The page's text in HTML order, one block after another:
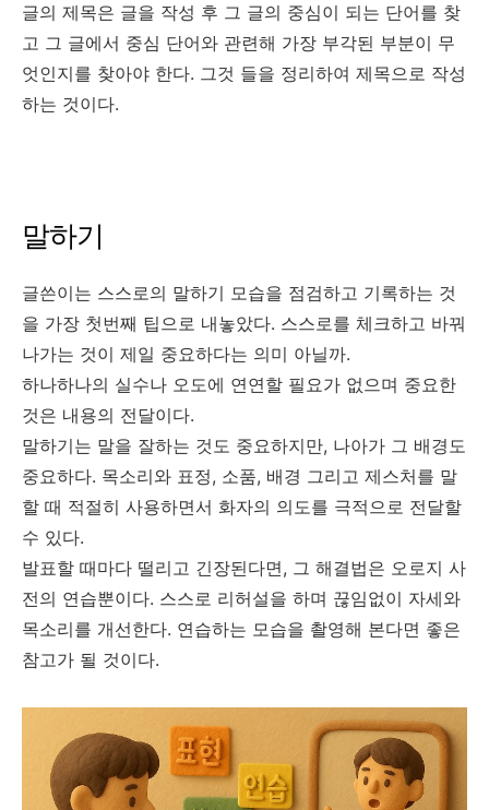
글의 제목은 글을 작성 후 그 글의 중심이 되는 단어를 찾
고 그 글에서 중심 단어와 관련해 가장 부각된 부분이 무
엇인지를 찾아야 한다. 그것 들을 정리하여 제목으로 작성
하는 것이다.
말하기
글쓴이는 스스로의 말하기 모습을 점검하고 기록하는 것
을 가장 첫번째 팁으로 내놓았다. 스스로를 체크하고 바꿔
나가는 것이 제일 중요하다는 의미 아닐까.
하나하나의 실수나 오도에 연연할 필요가 없으며 중요한
것은 내용의 전달이다.
말하기는 말을 잘하는 것도 중요하지만, 나아가 그 배경도
중요하다. 목소리와 표정, 소품, 배경 그리고 제스처를 말
할 때 적절히 사용하면서 화자의 의도를 극적으로 전달할
수 있다.
발표할 때마다 떨리고 긴장된다면, 그 해결법은 오로지 사
전의 연습뿐이다. 스스로 리허설을 하며 끊임없이 자세와
목소리를 개선한다. 연습하는 모습을 촬영해 본다면 좋은
참고가 될 것이다.